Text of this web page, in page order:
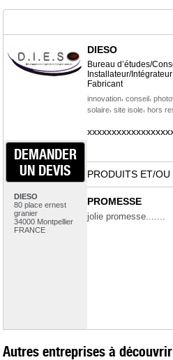
DEMANDER
UN DEVIS
DIESO
80 place ernest
granier
34000 Montpellier
FRANCE
DIESO
Bureau d’études/
Installateur/
Fabricant
innovation, conseil,
solaire, site isole, hors
PRODUITS ET/
PROMESSE
jolie promesse.......
Autres entreprises à découvrir